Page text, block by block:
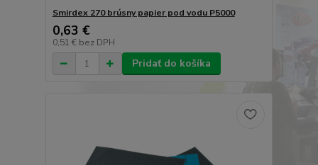
Smirdex 270 brúsny papier pod vodu P5000
0,63 €
0,51 € bez DPH
Pridať do košíka